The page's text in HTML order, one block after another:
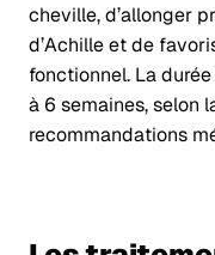
cheville, d’allonger
d’Achille et de
fonctionnel. La
à 6 semaines, selon
recommandations